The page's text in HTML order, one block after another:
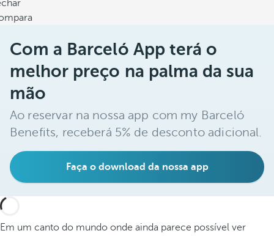
Com a Barceló App terá o
melhor preço na palma da sua
mão
Ao reservar na nossa app com my Barceló
Benefits, receberá 5% de desconto adicional.
Faça o download da nossa app
Em um canto do mundo onde ainda parece possível ver